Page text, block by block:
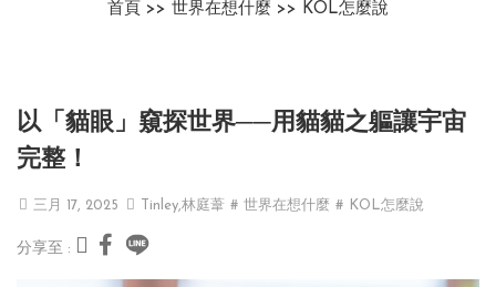
職場商業經濟
影片專區
關於我們
首頁 >> 世界在想什麼 >> KOL怎麼說
以「貓眼」窺探世界──用貓貓之軀讓宇宙
完整！
三月 17, 2025 Tinley,林庭葦 # 世界在想什麼 # KOL怎麼說
分享至 :